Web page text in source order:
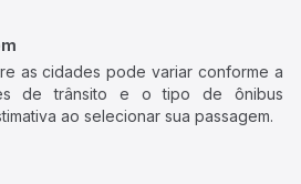
as cidades pode variar conforme a
de trânsito e o tipo de ônibus
ao selecionar sua passagem.